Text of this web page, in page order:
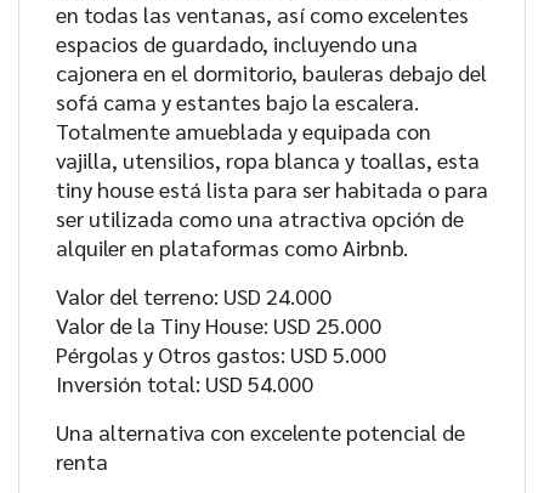
en todas las ventanas, así como excelentes
espacios de guardado, incluyendo una
cajonera en el dormitorio, bauleras debajo del
sofá cama y estantes bajo la escalera.
Totalmente amueblada y equipada con
vajilla, utensilios, ropa blanca y toallas, esta
tiny house está lista para ser habitada o para
ser utilizada como una atractiva opción de
alquiler en plataformas como Airbnb.
Valor del terreno: USD 24.000
Valor de la Tiny House: USD 25.000
Pérgolas y Otros gastos: USD 5.000
Inversión total: USD 54.000
Una alternativa con excelente potencial de
renta